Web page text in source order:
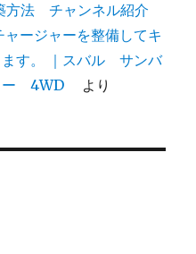
方法 チャンネル紹介
ージャーを整備してキ
ます。 ｜スバル サンバ
ー 4WD
より